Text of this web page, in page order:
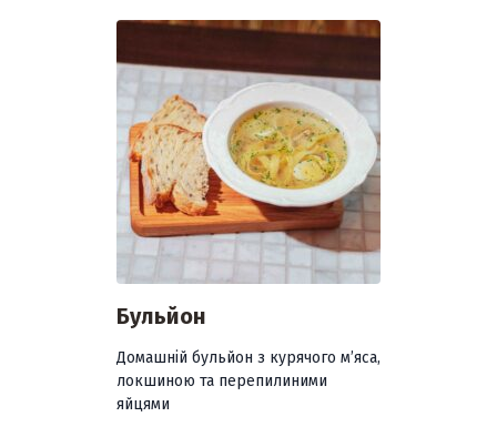
Бульйон
Домашній бульйон з курячого м’яса,
локшиною та перепилиними
яйцями